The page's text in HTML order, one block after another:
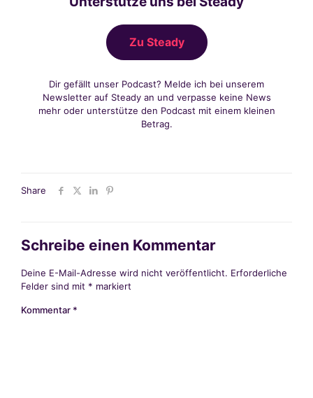
Zu Steady
Dir gefällt unser Podcast? Melde ich bei unserem
Newsletter auf Steady an und verpasse keine News
mehr oder unterstütze den Podcast mit einem kleinen
Betrag.
Share
Schreibe einen Kommentar
Deine E-Mail-Adresse wird nicht veröffentlicht. Erforderliche
Felder sind mit * markiert
Kommentar *